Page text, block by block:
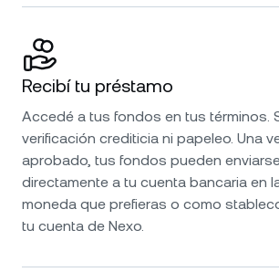
Recibí tu préstamo
Accedé a tus fondos en tus términos.
verificación crediticia ni papeleo. Una
aprobado, tus fondos pueden
directamente a tu cuenta bancaria en
moneda que prefieras o como
tu cuenta de Nexo.